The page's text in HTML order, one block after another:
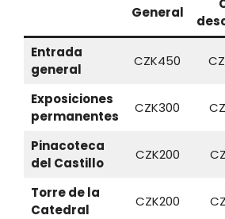
General
Entrada
general
CZK450
Exposiciones
permanentes
CZK300
Pinacoteca
del Castillo
CZK200
Torre de la
Catedral
CZK200